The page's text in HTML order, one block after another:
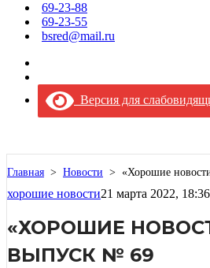
69-23-88
69-23-55
bsred@mail.ru
Версия для
Главная > Новости > «Хорошие
хорошие новости21 марта 2022, 18:36
«ХОРОШИЕ
ВЫПУСК № 69